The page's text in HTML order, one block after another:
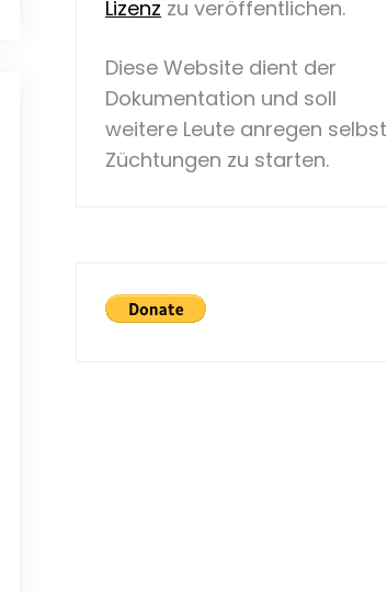
Lizenz zu veröffentlichen.
Diese Website dient der
Dokumentation und soll
weitere Leute anregen selbst
Züchtungen zu starten.